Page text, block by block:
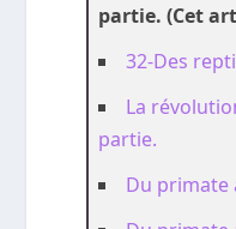
partie. (Cet
32-Des
La
partie.
Du primate